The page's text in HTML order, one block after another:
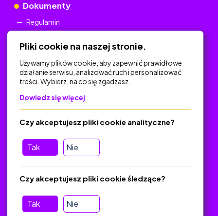
Dokumenty
Regulamin
Na skróty
Polityka Prywatności
Regulamin
O platformie
Baza materiałów dydaktycznych
Jak zostać autorem
FAQ
Pliki cookie na naszej stronie.
Używamy plików cookie, aby zapewnić prawidłowe
działanie serwisu, analizować ruch i personalizować
treści. Wybierz, na co się zgadzasz.
Dowiedz się więcej
Tak Nie
Czy akceptujesz pliki cookie analityczne?
Tak Nie
Czy akceptujesz pliki cookie śledzące?